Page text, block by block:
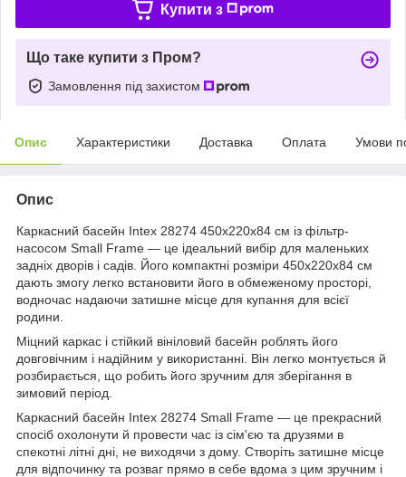
Купити з
Що таке купити з Пром?
Замовлення під захистом
Опис Характеристики Доставка Оплата Умови
Опис
Каркасний басейн Intex 28274 450х220х84 см із фільтр-
насосом Small Frame — це ідеальний вибір для маленьких
задніх дворів і садів. Його компактні розміри 450х220х84 см
дають змогу легко встановити його в обмеженому просторі,
водночас надаючи затишне місце для купання для всієї
родини.
Міцний каркас і стійкий вініловий басейн роблять його
довговічним і надійним у використанні. Він легко монтується й
розбирається, що робить його зручним для зберігання в
зимовий період.
Каркасний басейн Intex 28274 Small Frame — це прекрасний
спосіб охолонути й провести час із сім'єю та друзями в
спекотні літні дні, не виходячи з дому. Створіть затишне місце
для відпочинку та розваг прямо в себе вдома з цим зручним і